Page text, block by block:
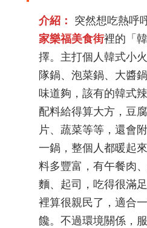
介紹： 突然想吃熱呼
家樂福美食街裡的「
擇。主打個人韓式小
隊鍋、泡菜鍋、大醬
味道夠，該有的韓式
配料給得算大方，豆
片、蔬菜等等，還會
一鍋，整個人都暖起
料多豐富，有午餐肉
麵、起司，吃得很滿
裡算很親民了，適合
饞。不過環境關係，